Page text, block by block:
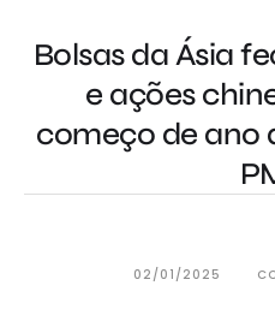
Bolsas da Ásia
e ações
começo de ano
02/01/2025